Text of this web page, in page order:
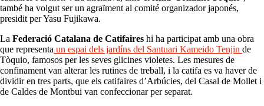
també ha volgut ser un agraïment al comité organizador japonés,
presidit per Yasu Fujikawa.
La Federació Catalana de Catifaires hi ha participat amb una obra
que representa un espai dels jardíns del Santuari Kameido Tenjin de
Tòquio, famosos per les seves glicines violetes. Les mesures de
confinament van alterar les rutines de treball, i la catifa es va haver de
dividir en tres parts, que els catifaires d’Arbúcies, del Casal de Mollet i
de Caldes de Montbui van confeccionar per separat.